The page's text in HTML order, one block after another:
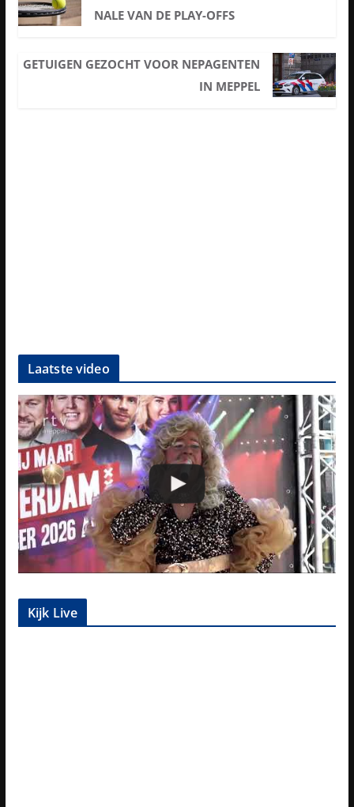
NALE VAN DE PLAY-OFFS
GETUIGEN GEZOCHT VOOR NEPAGENTEN
IN MEPPEL
Laatste video
Kijk Live